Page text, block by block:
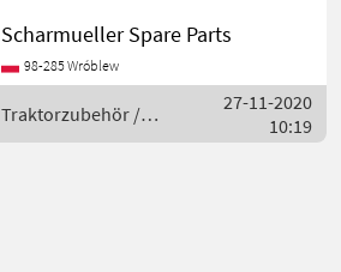
390/25/32 (Wir haben
andere Dimensionen / we
have other dimensions) -----
Scharmueller Spare Parts
98-285 Wróblew
Traktorzubehör /
Scharmüller
27-11-2020
10:19